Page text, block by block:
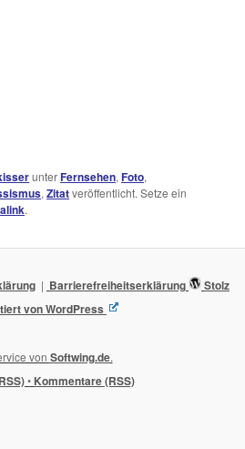
unterFernsehen,Foto,
,Zitatveröffentlicht. Setze ein
.
Barrierefreiheitserklärung
Stolz
von WordPress
von Softwing.de.
• Kommentare (RSS)